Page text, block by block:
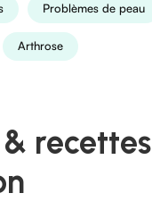
Problèmes de peau
Arthrose
& recettes